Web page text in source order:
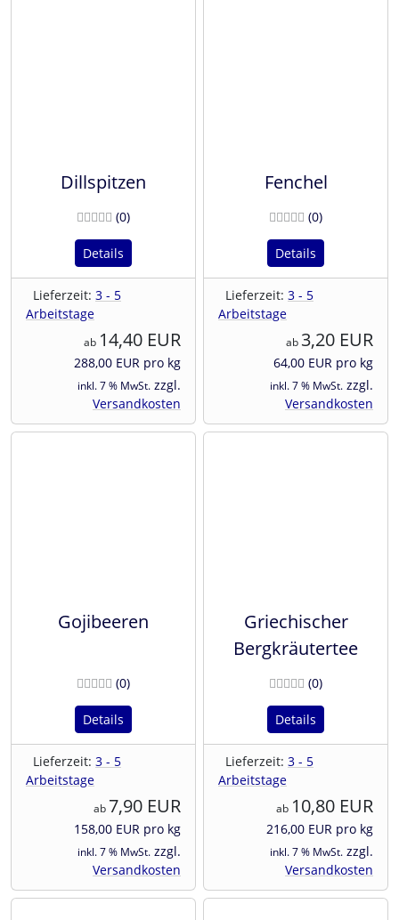
Dillspitzen
(0Bewertungen
)
Details
Lieferzeit: 3 - 5
Arbeitstage
ab 14,40 EUR
288,00 EUR pro kg
inkl. 7 % MwSt. zzgl.
Versandkosten
Fenchel
(0)
Details
Lieferzeit: 3 - 5
Arbeitstage
ab 3,20 EUR
64,00 EUR pro kg
inkl. 7 % MwSt. zzgl.
Versandkosten
Gojibeeren
(0Bewertungen
)
Details
Lieferzeit: 3 - 5
Arbeitstage
ab 7,90 EUR
158,00 EUR pro kg
inkl. 7 % MwSt. zzgl.
Versandkosten
Griechischer
Bergkräutertee
(0)
Details
Lieferzeit: 3 - 5
Arbeitstage
ab 10,80 EUR
216,00 EUR pro kg
inkl. 7 % MwSt. zzgl.
Versandkosten